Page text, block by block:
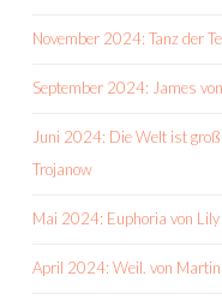
November 2024: Tanz der
September 2024: James
Juni 2024: Die Welt ist
Trojanow
Mai 2024: Euphoria von Lily
April 2024: Weil. von